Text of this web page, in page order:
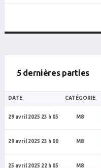
5 dernières parties
DATE CATÉGORIE
29 avril 2025 23 h 05 M8
29 avril 2025 23 h 00 M8
25 avril 2025 22 h 05 M8